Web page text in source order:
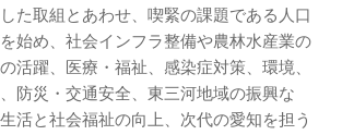
た取組とあわせ、喫緊の課題である人口
始め、社会インフラ整備や農林水産業の
活躍、医療・福祉、感染症対策、環境、
防災・交通安全、東三河地域の振興な
活と社会福祉の向上、次代の愛知を担う